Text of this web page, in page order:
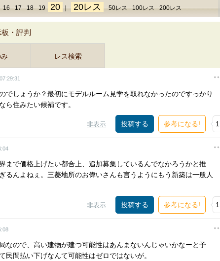
16 17 18 19 20 ｜ 20レス 50レス 100レス 200レス
・評判
レス検索
でしょうか？最初にモデルルーム見学を取れなかったのですっかり
ら住みたい候補です。
非表示 参考になる! 1
まで価格上げたい都合上、追加募集しているんでなかろうかと推
るんよねぇ。三菱地所のお偉いさんも言うようにもう新築は一般人
非表示 参考になる! 1
なので、高い建物が建つ可能性はあんまないんじゃいかなーと予
民間払い下げなんて可能性はゼロではないが。